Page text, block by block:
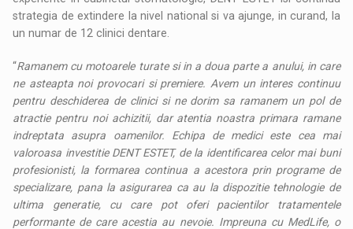
strategia de extindere la nivel national si va ajunge, in curand, la
un numar de 12 clinici dentare.
“Ramanem cu motoarele turate si in a doua parte a anului, in care
ne asteapta noi provocari si premiere. Avem un interes continuu
pentru deschiderea de clinici si ne dorim sa ramanem un pol de
atractie pentru noi achizitii, dar atentia noastra primara ramane
indreptata asupra oamenilor. Echipa de medici este cea mai
valoroasa investitie DENT ESTET, de la identificarea celor mai buni
profesionisti, la formarea continua a acestora prin programe de
specializare, pana la asigurarea ca au la dispozitie tehnologie de
ultima generatie, cu care pot oferi pacientilor tratamentele
performante de care acestia au nevoie. Impreuna cu MedLife, o